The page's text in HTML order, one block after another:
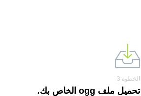
الخطوة 3
تحميل ملف ogg الخاص بك.